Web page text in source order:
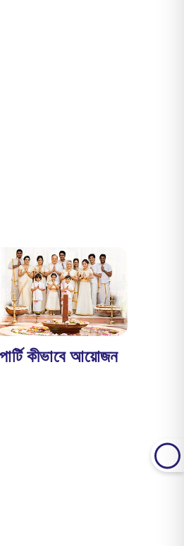
কীভাবে আয়োজন